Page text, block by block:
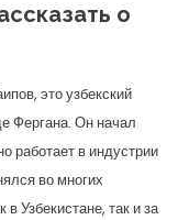
о
это узбекский
Фергана. Он начал
работает в индустрии
во многих
Узбекистане, так и за